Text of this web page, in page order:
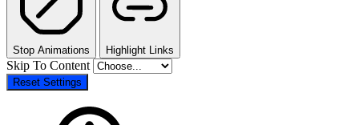
Stop Animations Highlight Links
Skip To Content
Reset Settings